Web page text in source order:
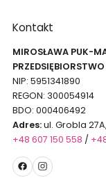
Kontakt
MIROSŁAWA PUK-
NIP: 5951341890
REGON: 300054914
BDO: 000406492
Adres:ul. Grobla
+48 607 150 558 /